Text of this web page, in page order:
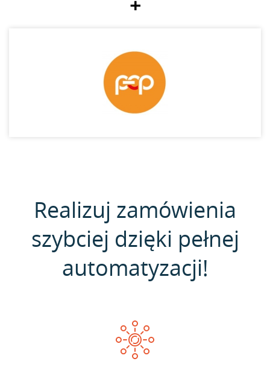
+
Realizuj zamówienia
szybciej dzięki pełnej
automatyzacji!